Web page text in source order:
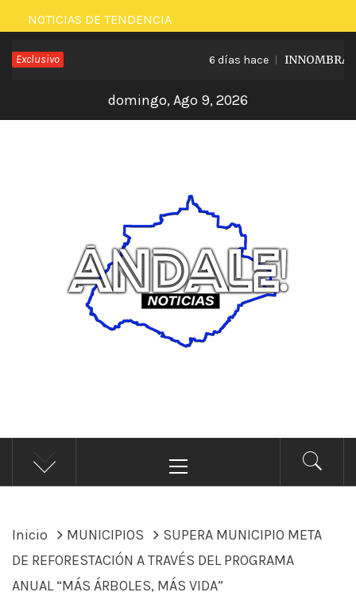
Saltar
al
contenido
NOTICIAS DE TENDENCIA
Exclusivo 6 días hace
domingo, Ago 9, 2026
ÁNDALE NOTICIAS
Noticias
principal
Inicio MUNICIPIOS
SUPERA MUNICIPIO META
DE REFORESTACIÓN A TRAVÉS DEL PROGRAMA
ANUAL “MÁS ÁRBOLES, MÁS VIDA”